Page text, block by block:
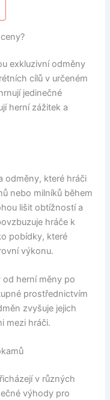
exkluzivní odměny
cílů v určeném
jedinečné
herní zážitek a
odměny, které hráči
nebo milníků během
lišit obtížností a
hráče k
pobídky, které
výkonu.
herní měny po
prostřednictvím
zvyšuje jejich
mezi hráči.
v různých
výhody pro